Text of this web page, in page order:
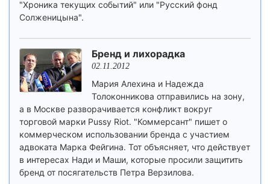
"Хроника текущих событий" или "Русский фонд
Солженицына".
Бренд и лихорадка
02.11.2012
Мария Алехина и Надежда
Толоконникова отправились на зону,
а в Москве разворачивается конфликт вокруг
торговой марки Pussy Riot. "Коммерсант" пишет о
коммерческом использовании бренда с участием
адвоката Марка Фейгина. Тот объясняет, что действует
в интересах Нади и Маши, которые просили защитить
бренд от посягательств Петра Верзилова.